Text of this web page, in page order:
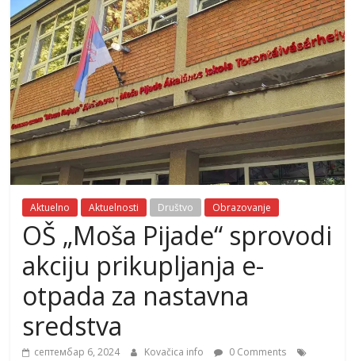
Aktuelno Aktuelnosti Društvo Obrazovanje
OŠ „Moša Pijade“ sprovodi
akciju prikupljanja e-
otpada za nastavna
sredstva
септембар 6, 2024 Kovačica info
0 Comments